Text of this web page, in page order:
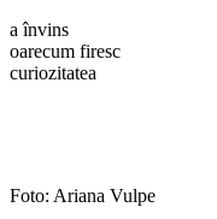
a învins
oarecum firesc
curiozitatea
Foto: Ariana Vulpe